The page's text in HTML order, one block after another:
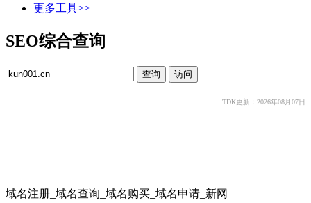
更多工具>>
SEO综合查询
TDK更新：2026年08月07日
域名注册_域名查询_域名购买_域名申请_新网